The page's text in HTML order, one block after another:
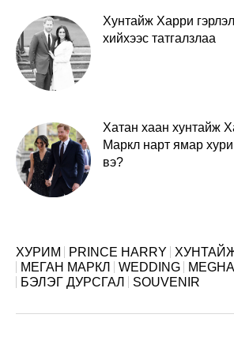
Хунтайж Харри
хийхээс татгалзлаа
Хатан хаан хунтайж
Маркл нарт ямар
вэ?
ХУРИМ PRINCE HARRY
МЕГАН МАРКЛ
WEDDING
БЭЛЭГ ДУРСГАЛ
SOUVENIR